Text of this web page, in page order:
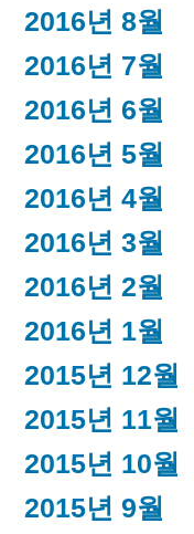
2016년 8월
2016년 7월
2016년 6월
2016년 5월
2016년 4월
2016년 3월
2016년 2월
2016년 1월
2015년 12월
2015년 11월
2015년 10월
2015년 9월